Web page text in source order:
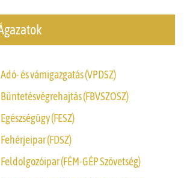
Adó- és vámigazgatás (VPDSZ)
Büntetésvégrehajtás (FBVSZOSZ)
Egészségügy (FESZ)
Fehérjeipar (FDSZ)
Feldolgozóipar (FÉM-GÉP Szövetség)